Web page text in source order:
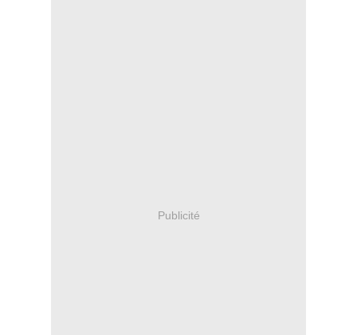
Publicité